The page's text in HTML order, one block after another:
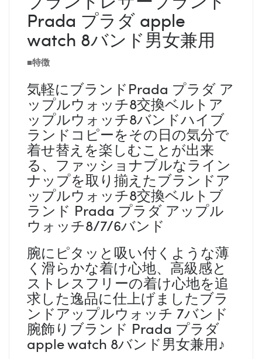
Prada プラダ apple
watch 8バンド男女兼用
■特徴
気軽にブランドPrada プラダ ア
ップルウォッチ8交換ベルトア
ップルウォッチ8バンドハイブ
ランドコピーをその日の気分で
着せ替えを楽しむことが出来
る、ファッショナブルなライン
ナップを取り揃えたブランドア
ップルウォッチ8交換ベルトブ
ランド Prada プラダ アップル
ウォッチ8/7/6バンド
腕にピタッと吸い付くような薄
く滑らかな着け心地、高級感と
ストレスフリーの着け心地を追
求した逸品に仕上げましたブラ
ンドアップルウォッチ 7バンド
腕飾りブランド Prada プラダ
apple watch 8バンド男女兼用♪